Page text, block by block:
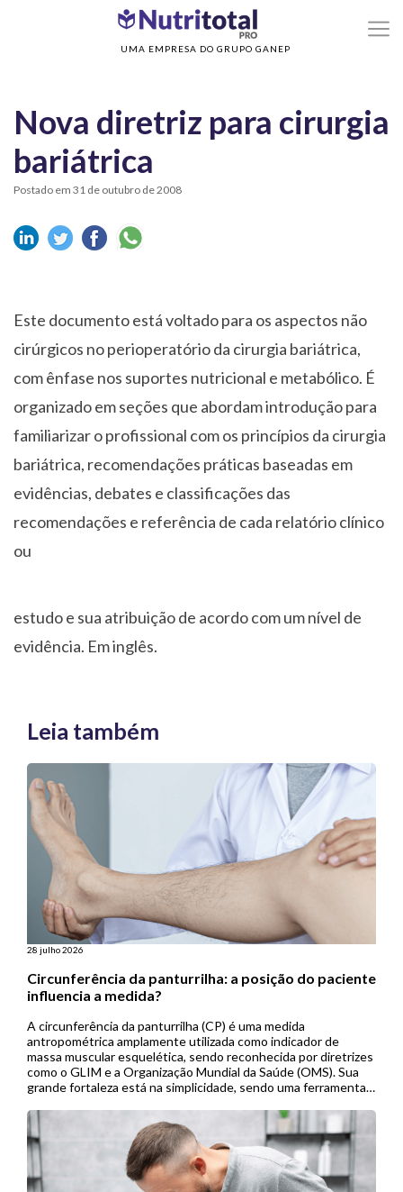
UMA EMPRESA DO GRUPO GANEP
Nova diretriz para cirurgia bariátrica
Nova diretriz para cirurgia
bariátrica
Postado em 31 de outubro de 2008
Este documento está voltado para os aspectos não
cirúrgicos no perioperatório da cirurgia bariátrica,
com ênfase nos suportes nutricional e metabólico. É
organizado em seções que abordam introdução para
familiarizar o profissional com os princípios da cirurgia
bariátrica, recomendações práticas baseadas em
evidências, debates e classificações das
recomendações e referência de cada relatório clínico
ou
estudo e sua atribuição de acordo com um nível de
evidência. Em inglês.
Leia também
28 julho 2026
Circunferência da panturrilha: a posição do paciente
influencia a medida?
A circunferência da panturrilha (CP) é uma medida
antropométrica amplamente utilizada como indicador de
massa muscular esquelética, sendo reconhecida por diretrizes
como o GLIM e a Organização Mundial da Saúde (OMS). Sua
grande fortaleza está na simplicidade, sendo uma ferramenta
útil em contextos de menor […]